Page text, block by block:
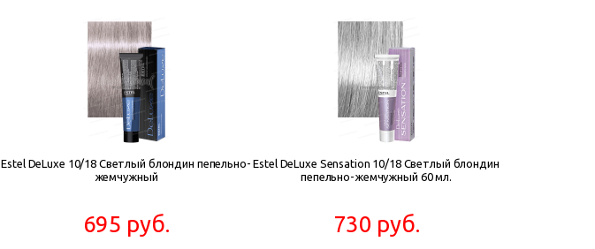
Estel DeLuxe 10/18 Светлый блондин пепельно-
жемчужный
695 руб.
Estel DeLuxe Sensation 10/18 Cветлый блондин
пепельно-жемчужный 60 мл.
730 руб.